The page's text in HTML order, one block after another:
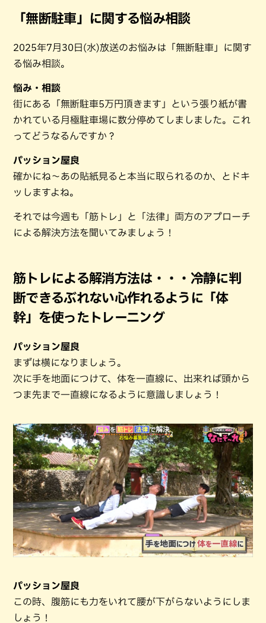
「無断駐車」に関する悩み相談
2025年7月30日(水)放送のお悩みは「無断駐車」に関す
る悩み相談。
悩み・相談
街にある「無断駐車5万円頂きます」という張り紙が書
かれている月極駐車場に数分停めてしましました。これ
ってどうなるんですか？
パッション屋良
確かにね～あの貼紙見ると本当に取られるのか、とドキ
ッしますよね。
それでは今週も「筋トレ」と「法律」両方のアプローチ
による解決方法を聞いてみましょう！
筋トレによる解消方法は・・・冷静に判
断できるぶれない心作れるように「体
幹」を使ったトレーニング
パッション屋良
まずは横になりましょう。
次に手を地面につけて、体を一直線に、出来れば頭から
つま先まで一直線になるように意識しましょう！
パッション屋良
この時、腹筋にも力をいれて腰が下がらないようにしま
しょう！